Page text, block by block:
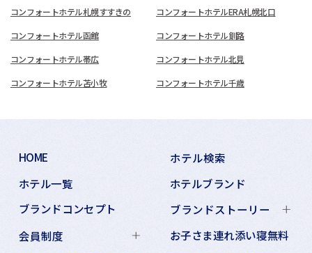
コンフォートホテル札幌すすきの コンフォートホテルERA札幌北口
コンフォートホテル函館 コンフォートホテル釧路
コンフォートホテル帯広 コンフォートホテル北見
コンフォートホテル苫小牧 コンフォートホテル千歳
HOME
ホテル検索
ホテル一覧
ホテルブランド
ブランドコンセプト
ブランドストーリー
会員制度
お子さま連れ添い寝無料